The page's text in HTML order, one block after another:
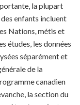
la plupart
enfants incluent
Nations, métis et
études, les données
séparément et
de la
canadien
la section du